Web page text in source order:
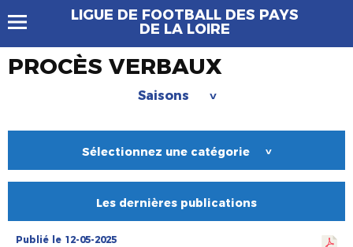
LIGUE DE FOOTBALL DES PAYS
DE LA LOIRE
PROCÈS VERBAUX
Saisons >
Sélectionnez une catégorie >
Les dernières publications
Publié le 12-05-2025